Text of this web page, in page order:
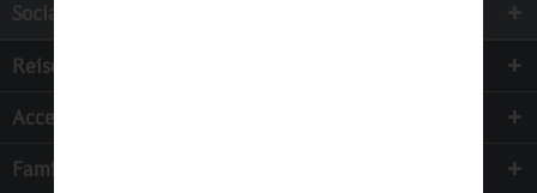
Socialmedia
Reisen
Accessoires
Familie & Kinder